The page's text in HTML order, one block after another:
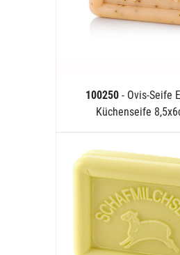
100250 - Ovis-Seife
Küchenseife